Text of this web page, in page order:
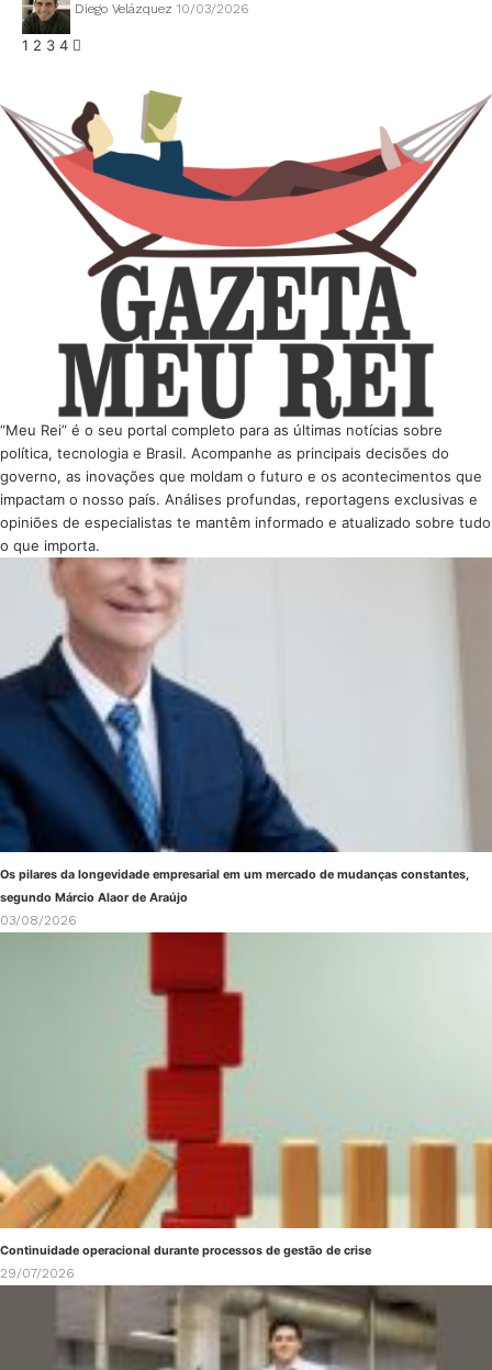
Diego Velázquez 10/03/2026
1 2 3 4
“Meu Rei” é o seu portal completo para as últimas notícias sobre
política, tecnologia e Brasil. Acompanhe as principais decisões do
governo, as inovações que moldam o futuro e os acontecimentos que
impactam o nosso país. Análises profundas, reportagens exclusivas e
opiniões de especialistas te mantêm informado e atualizado sobre tudo
o que importa.
Os pilares da longevidade empresarial em um mercado de mudanças constantes,
segundo Márcio Alaor de Araújo
03/08/2026
Continuidade operacional durante processos de gestão de crise
29/07/2026